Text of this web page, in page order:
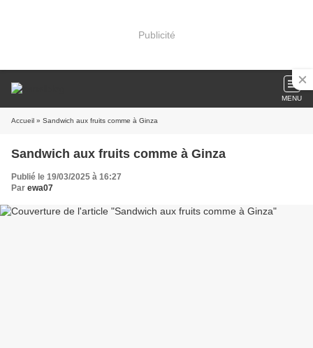
Publicité
MENU
Accueil » Sandwich aux fruits comme à Ginza
Sandwich aux fruits comme à Ginza
Publié le 19/03/2025 à 16:27
Par ewa07